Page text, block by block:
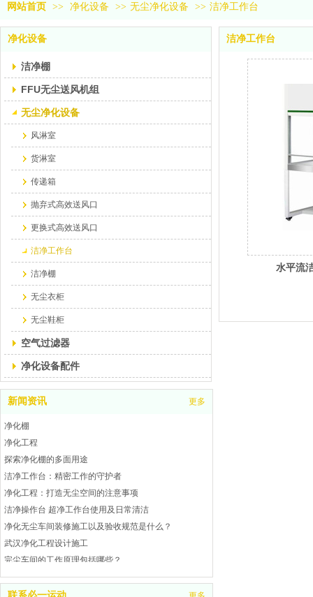
网站首页 >> 净化设备 >> 无尘净化设备 >> 洁净工作台
净化设备
洁净棚
FFU无尘送风机组
无尘净化设备
风淋室
货淋室
传递箱
抛弃式高效送风口
更换式高效送风口
洁净工作台
洁净棚
无尘衣柜
无尘鞋柜
空气过滤器
净化设备配件
新闻资讯 更多
净化棚
净化工程
探索净化棚的多面用途
洁净工作台：精密工作的守护者
净化工程：打造无尘空间的注意事项
洁净操作台 超净工作台使用及日常清洁
净化无尘车间装修施工以及验收规范是什么？
武汉净化工程设计施工
完尘车间的工作原理包括哪些？
武汉完尘车间是什么？处理工业废气和废水
武汉洁净操作台操作指南
洁净工作台
水平流